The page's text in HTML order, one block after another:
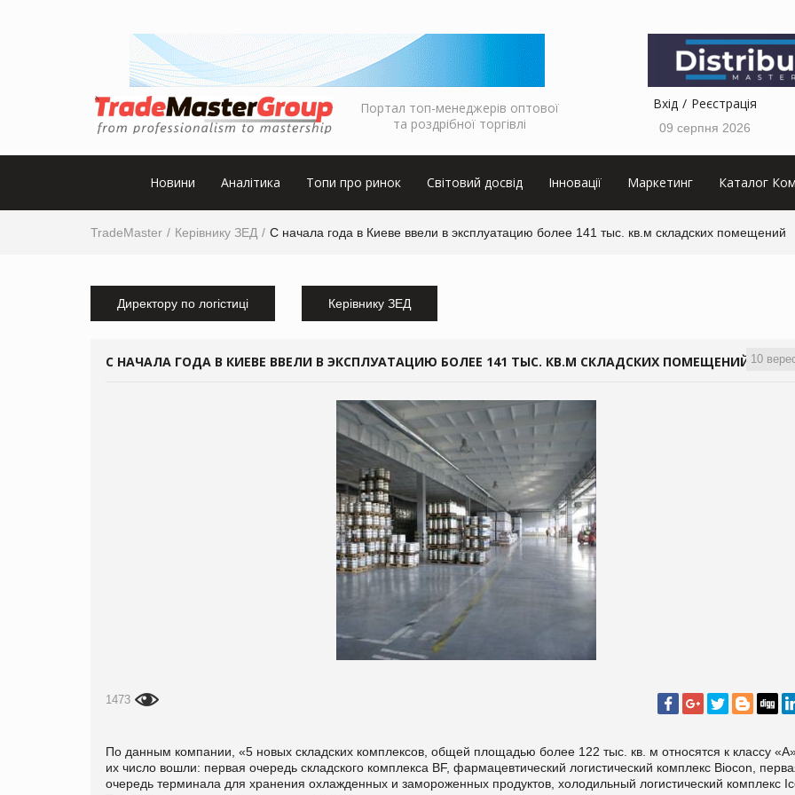
Портал топ-менеджерів оптової
та роздрібної торгівлі
Вхід Реєстрація
09 серпня 2026
Новини Аналітика Топи про ринок Світовий досвід Інновації Маркетинг Каталог
TradeMaster Керівнику ЗЕД С начала года в Киеве ввели в эксплуатацию более 141 тыс. кв.м складских помещений
Директору по логістиці Керівнику ЗЕД
10
С НАЧАЛА ГОДА В КИЕВЕ ВВЕЛИ В ЭКСПЛУАТАЦИЮ БОЛЕЕ 141 ТЫС. КВ.М СКЛАДСКИХ ПОМЕЩЕНИЙ
1473
По данным компании, «5 новых складских комплексов, общей площадью более 122 тыс. кв. м относятся к классу
их число вошли: первая очередь складского комплекса BF, фармацевтический логистический комплекс Biocon,
очередь терминала для хранения охлажденных и замороженных продуктов, холодильный логистический комплекс